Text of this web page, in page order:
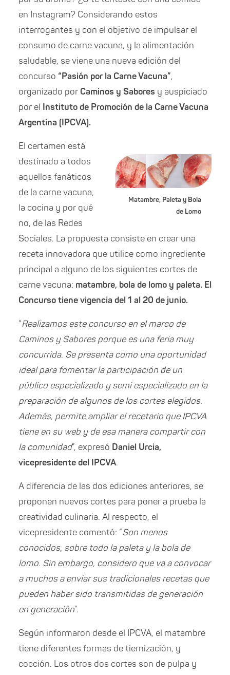
en Instagram? Considerando estos
interrogantes y con el objetivo de impulsar el
consumo de carne vacuna, y la alimentación
saludable, se viene una nueva edición del
concurso “Pasión por la Carne Vacuna”,
organizado por Caminos y Sabores y auspiciado
por el Instituto de Promoción de la Carne Vacuna
Argentina (IPCVA).
Matambre, Paleta y Bola
de Lomo
El certamen está
destinado a todos
aquellos fanáticos
de la carne vacuna,
la cocina y por qué
no, de las Redes
Sociales. La propuesta consiste en crear una
receta innovadora que utilice como ingrediente
principal a alguno de los siguientes cortes de
carne vacuna: matambre, bola de lomo y paleta. El
Concurso tiene vigencia del 1 al 20 de junio.
“Realizamos este concurso en el marco de
Caminos y Sabores porque es una feria muy
concurrida. Se presenta como una oportunidad
ideal para fomentar la participación de un
público especializado y semi especializado en la
preparación de algunos de los cortes elegidos.
Además, permite ampliar el recetario que IPCVA
tiene en su web y de esa manera compartir con
la comunidad”, expresó Daniel Urcia,
vicepresidente del IPCVA.
A diferencia de las dos ediciones anteriores, se
proponen nuevos cortes para poner a prueba la
creatividad culinaria. Al respecto, el
vicepresidente comentó: “Son menos
conocidos, sobre todo la paleta y la bola de
lomo. Sin embargo, considero que va a convocar
a muchos a enviar sus tradicionales recetas que
pueden haber sido transmitidas de generación
en generación”.
Según informaron desde el IPCVA, el matambre
tiene diferentes formas de tiernización, y
cocción. Los otros dos cortes son de pulpa y